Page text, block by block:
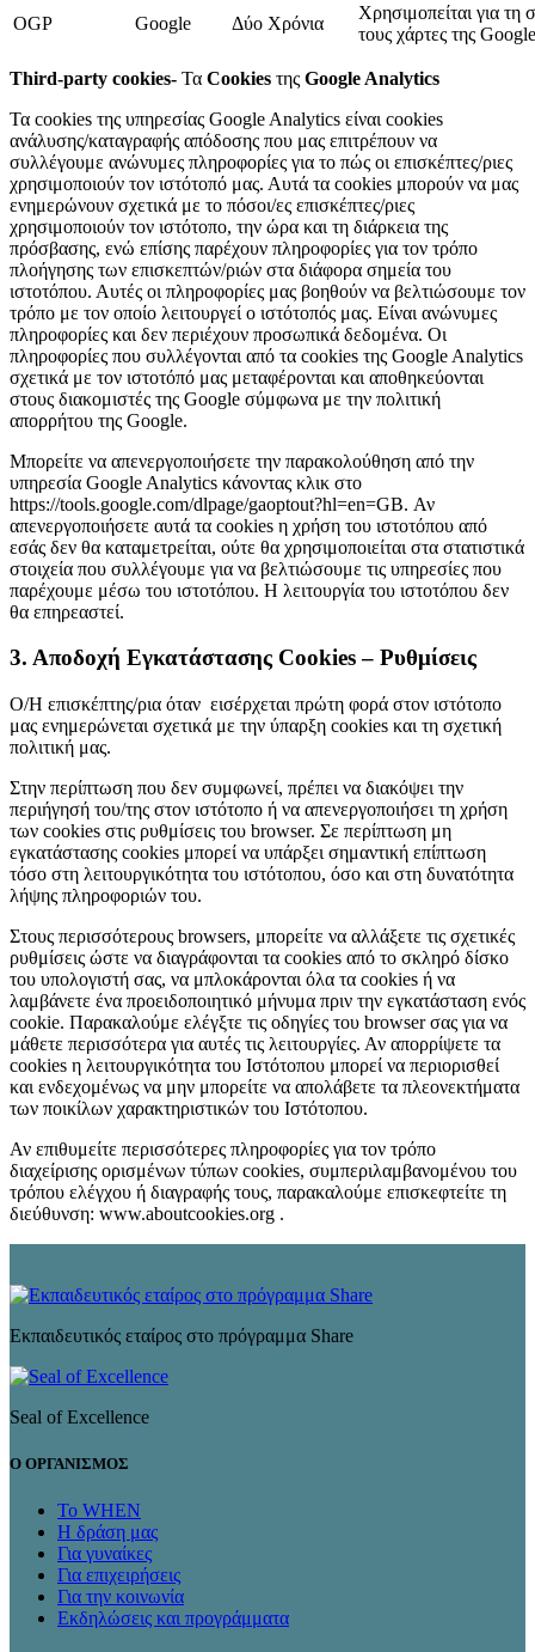
OGP
Google Δύο Χρόνια
Xρησιμοπείται για
τους χάρτες της
Third-party cookies- Τα Cookies της Google Analytics
Τα cookies της υπηρεσίας Google Analytics είναι cookies
ανάλυσης/καταγραφής απόδοσης που μας επιτρέπουν να
συλλέγουμε ανώνυμες πληροφορίες για το πώς οι επισκέπτες/ριες
χρησιμοποιούν τον ιστότοπό μας. Αυτά τα cookies μπορούν να μας
ενημερώνουν σχετικά με το πόσοι/ες επισκέπτες/ριες
χρησιμοποιούν τον ιστότοπο, την ώρα και τη διάρκεια της
πρόσβασης, ενώ επίσης παρέχουν πληροφορίες για τον τρόπο
πλοήγησης των επισκεπτών/ριών στα διάφορα σημεία του
ιστοτόπου. Αυτές οι πληροφορίες μας βοηθούν να βελτιώσουμε τον
τρόπο με τον οποίο λειτουργεί ο ιστότοπός μας. Είναι ανώνυμες
πληροφορίες και δεν περιέχουν προσωπικά δεδομένα. Οι
πληροφορίες που συλλέγονται από τα cookies της Google Analytics
σχετικά με τον ιστοτόπό μας μεταφέρονται και αποθηκεύονται
στους διακομιστές της Google σύμφωνα με την πολιτική
απορρήτου της Google.
Μπορείτε να απενεργοποιήσετε την παρακολούθηση από την
υπηρεσία Google Analytics κάνοντας κλικ στο
https://tools.google.com/dlpage/gaoptout?hl=en=GB. Αν
απενεργοποιήσετε αυτά τα cookies η χρήση του ιστοτόπου από
εσάς δεν θα καταμετρείται, ούτε θα χρησιμοποιείται στα στατιστικά
στοιχεία που συλλέγουμε για να βελτιώσουμε τις υπηρεσίες που
παρέχουμε μέσω του ιστοτόπου. Η λειτουργία του ιστοτόπου δεν
θα επηρεαστεί.
3. Αποδοχή Εγκατάστασης Cookies – Ρυθμίσεις
Ο/Η επισκέπτης/ρια όταν εισέρχεται πρώτη φορά στον ιστότοπο
μας ενημερώνεται σχετικά με την ύπαρξη cookies και τη σχετική
πολιτική μας.
Στην περίπτωση που δεν συμφωνεί, πρέπει να διακόψει την
περιήγησή του/της στον ιστότοπο ή να απενεργοποιήσει τη χρήση
των cookies στις ρυθμίσεις του browser. Σε περίπτωση μη
εγκατάστασης cookies μπορεί να υπάρξει σημαντική επίπτωση
τόσο στη λειτουργικότητα του ιστότοπου, όσο και στη δυνατότητα
λήψης πληροφοριών του.
Στους περισσότερους browsers, μπορείτε να αλλάξετε τις σχετικές
ρυθμίσεις ώστε να διαγράφονται τα cookies από το σκληρό δίσκο
του υπολογιστή σας, να μπλοκάρονται όλα τα cookies ή να
λαμβάνετε ένα προειδοποιητικό μήνυμα πριν την εγκατάσταση ενός
cookie. Παρακαλούμε ελέγξτε τις οδηγίες του browser σας για να
μάθετε περισσότερα για αυτές τις λειτουργίες. Αν απορρίψετε τα
cookies η λειτουργικότητα του Ιστότοπου μπορεί να περιορισθεί
και ενδεχομένως να μην μπορείτε να απολάβετε τα πλεονεκτήματα
των ποικίλων χαρακτηριστικών του Ιστότοπου.
Αν επιθυμείτε περισσότερες πληροφορίες για τον τρόπο
διαχείρισης ορισμένων τύπων cookies, συμπεριλαμβανομένου του
τρόπου ελέγχου ή διαγραφής τους, παρακαλούμε επισκεφτείτε τη
διεύθυνση: www.aboutcookies.org .
Εκπαιδευτικός εταίρος στο πρόγραμμα Share
Seal of Excellence
Ο ΟΡΓΑΝΙΣΜΟΣ
Το WHEN
Η δράση μας
Για γυναίκες
Για επιχειρήσεις
Για την κοινωνία
Εκδηλώσεις και προγράμματα